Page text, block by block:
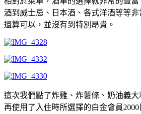
酒到威士忌、日本酒、各式洋酒等等
還算可以，並沒有到特別昂貴。
這次我們點了炸雞、炸薯條、奶油義大
再使用了入住時所選擇的白金會員